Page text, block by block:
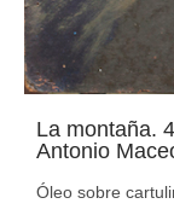
La montaña.
Antonio
Óleo sobre